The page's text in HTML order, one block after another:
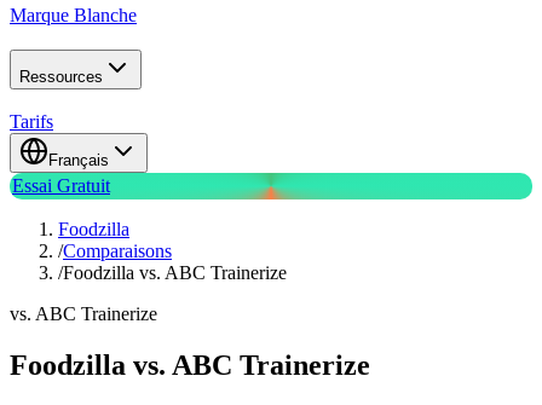
Marque Blanche
Ressources
Tarifs
Français
Essai Gratuit
Foodzilla
/Comparaisons
/Foodzilla vs. ABC Trainerize
vs. ABC Trainerize
Foodzilla vs. ABC Trainerize